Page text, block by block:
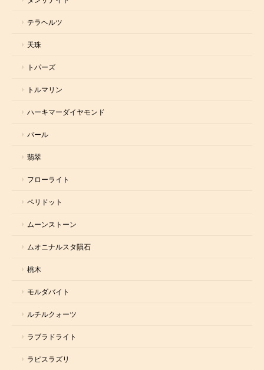
テラヘルツ
天珠
トパーズ
トルマリン
ハーキマーダイヤモンド
パール
翡翠
フローライト
ペリドット
ムーンストーン
ムオニナルスタ隕石
桃木
モルダバイト
ルチルクォーツ
ラブラドライト
ラピスラズリ